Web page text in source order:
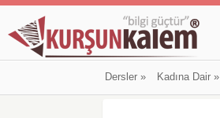
Dersler» Kadına Dair»